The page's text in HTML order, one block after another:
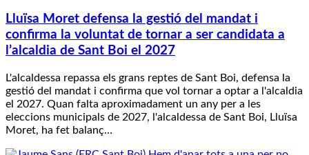
Lluïsa Moret defensa la gestió del mandat i
confirma la voluntat de tornar a ser candidata a
l’alcaldia de Sant Boi el 2027
L'alcaldessa repassa els grans reptes de Sant Boi, defensa la
gestió del mandat i confirma que vol tornar a optar a l'alcaldia
el 2027. Quan falta aproximadament un any per a les
eleccions municipals de 2027, l'alcaldessa de Sant Boi, Lluïsa
Moret, ha fet balanç…